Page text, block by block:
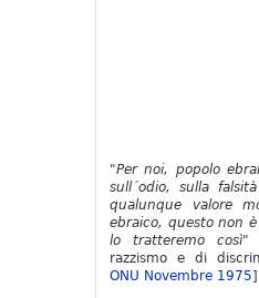
"Per noi, popolo
sull´odio, sulla
qualunque valore
ebraico, questo non
lo tratteremo così"
razzismo e di
ONU Novembre 1975]